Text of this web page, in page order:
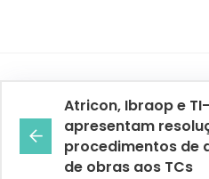
Atricon, Ibraop e
apresentam
procedimentos de
de obras aos TCs